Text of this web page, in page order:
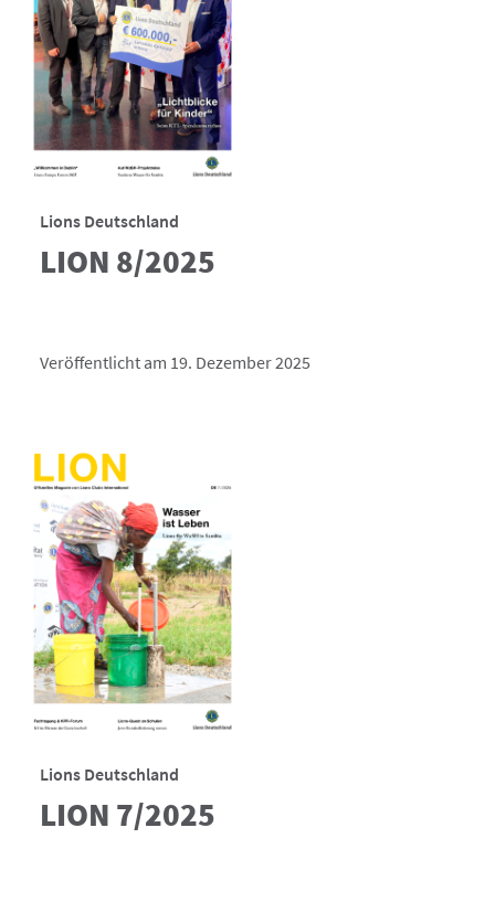
Lions Deutschland
LION 8/2025
Veröffentlicht am 19. Dezember 2025
Lions Deutschland
LION 7/2025